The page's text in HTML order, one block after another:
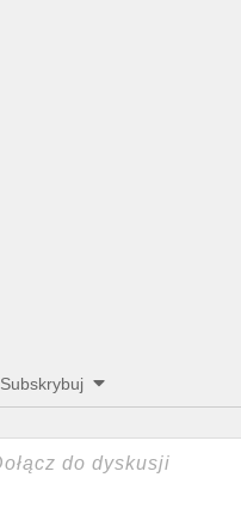
Subskrybuj